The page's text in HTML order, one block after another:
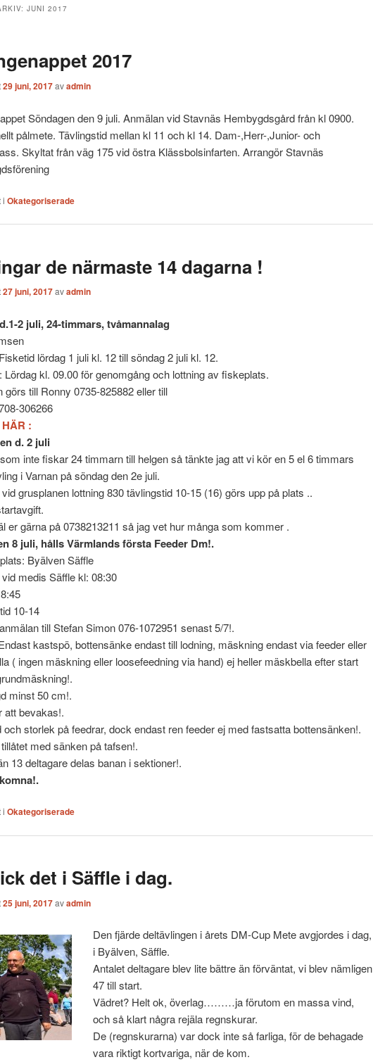
JUNI 2017
2017
29 juni, 2017avadmin
Söndagen den 9 juli. Anmälan vid Stavnäs Hembygdsgård från kl 0900.
pålmete. Tävlingstid mellan kl 11 och kl 14. Dam-,Herr-,Junior- och
Skyltat från väg 175 vid östra Klässbolsinfarten. Arrangör Stavnäs
i Okategoriserade
de närmaste 14 dagarna !
27 juni, 2017avadmin
2 juli, 24-timmars, tvåmannalag
lördag 1 juli kl. 12 till söndag 2 juli kl. 12.
Lördag kl. 09.00 för genomgång och lottning av fiskeplats.
görs till Ronny 0735-825882 eller till
306266
HÄR :
d. 2 juli
inte fiskar 24 timmarn till helgen så tänkte jag att vi kör en 5 el 6 timmars
i Varnan på söndag den 2e juli.
grusplanen lottning 830 tävlingstid 10-15 (16) görs upp på plats ..
er gärna på 0738213211 så jag vet hur många som kommer .
8 juli, hålls Värmlands första Feeder Dm!.
Byälven Säffle
medis Säffle kl: 08:30
10-14
till Stefan Simon 076-1072951 senast 5/7!.
kastspö, bottensänke endast till lodning, mäskning endast via feeder eller
( ingen mäskning eller loosefeedning via hand) ej heller mäskbella efter start
minst 50 cm!.
att bevakas!.
och storlek på feedrar, dock endast ren feeder ej med fastsatta bottensänken!.
med sänken på tafsen!.
13 deltagare delas banan i sektioner!.
i Okategoriserade
det i Säffle i dag.
25 juni, 2017avadmin
Den fjärde deltävlingen i årets DM-Cup Mete avgjordes i dag,
i Byälven, Säffle.
Antalet deltagare blev lite bättre än förväntat, vi blev nämligen
47 till start.
Vädret? Helt ok, överlag………ja förutom en massa vind,
och så klart några rejäla regnskurar.
De (regnskurarna) var dock inte så farliga, för de behagade
vara riktigt kortvariga, när de kom.